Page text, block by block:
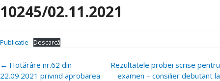
10245/02.11.2021
Publicatie Descarcă
Navigare
postări
← Hotărâre nr.62 din
22.09.2021 privind aprobarea
Rezultatele probei scrise pentru
examen – consilier debutant la